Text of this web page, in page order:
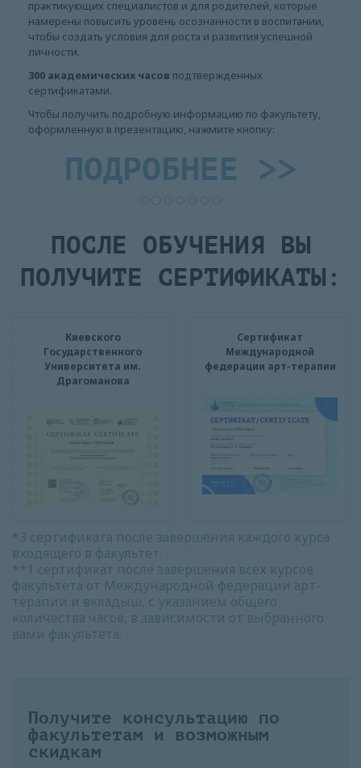
практикующих специалистов и для родителей, которые
намерены повысить уровень осознанности в воспитании,
чтобы создать условия для роста и развития успешной
личности.
300 академических часов подтвержденных
сертификатами.
Чтобы получить подробную информацию по факультету,
оформленную в презентацию, нажмите кнопку:
ПОДРОБНЕЕ >>
ПОСЛЕ ОБУЧЕНИЯ ВЫ
ПОЛУЧИТЕ СЕРТИФИКАТЫ:
Киевского
Государственного
Университета им.
Драгоманова
Сертификат
Международной
федерации арт-терапии
*3 сертификата после завершения каждого курса
входящего в факультет.
**1 сертификат после завершения всех курсов
факультета от Международной федерации арт-
терапии и вкладыш, с указанием общего
количества часов, в зависимости от выбранного
вами факультета.
Получите консультацию по
факультетам и возможным
скидкам